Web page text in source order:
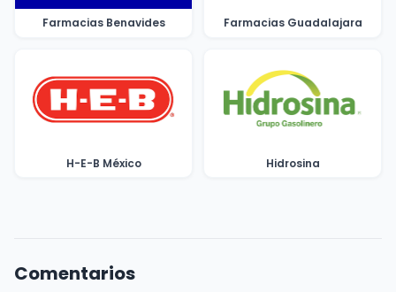
Farmacias Benavides Farmacias Guadalajara
H-E-B México Hidrosina
Comentarios